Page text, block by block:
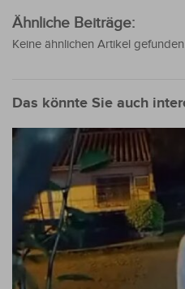
Ähnliche Beiträge:
Keine ähnlichen Artikel
Das könnte Sie auch